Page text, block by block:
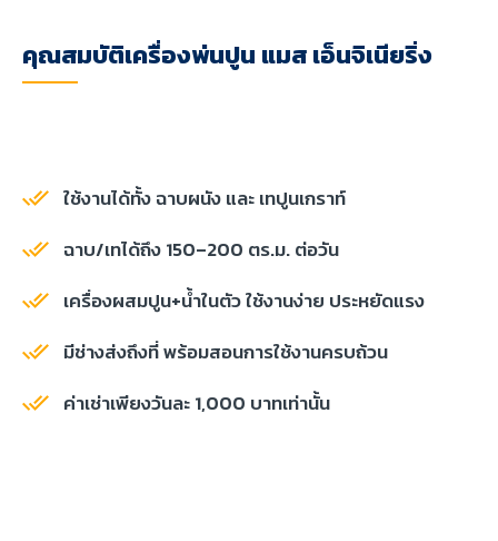
คุณสมบัติเครื่องพ่นปูน แมส เอ็นจิเนียริ่ง
ใช้งานได้ทั้ง ฉาบผนัง และ เทปูนเกราท์
ฉาบ/เทได้ถึง 150–200 ตร.ม. ต่อวัน
เครื่องผสมปูน+น้ำในตัว ใช้งานง่าย ประหยัดแรง
มีช่างส่งถึงที่ พร้อมสอนการใช้งานครบถ้วน
ค่าเช่าเพียงวันละ 1,000 บาทเท่านั้น